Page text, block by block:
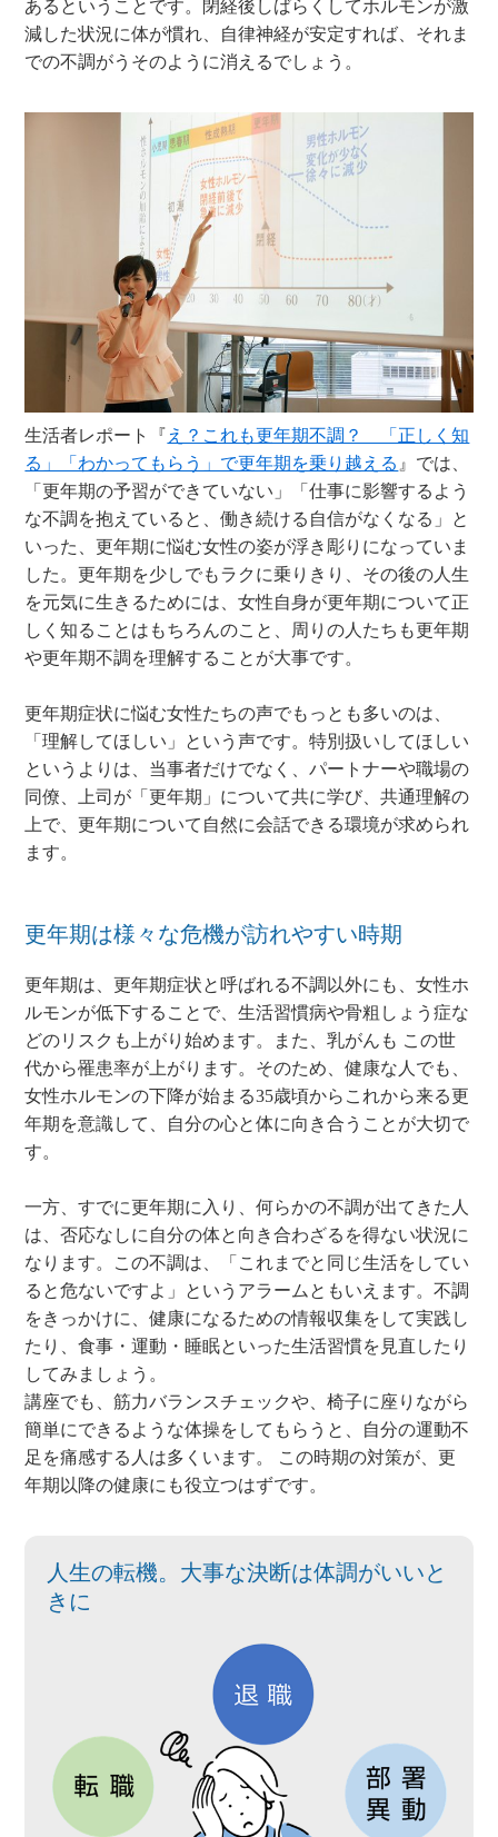
あるということです。閉経後しばらくしてホルモンが激
減した状況に体が慣れ、自律神経が安定すれば、それま
での不調がうそのように消えるでしょう。
生活者レポート『 え？これも更年期不調？ 「正しく知
る」「わかってもらう」で更年期を乗り越える 』では、
「更年期の予習ができていない」「仕事に影響するよう
な不調を抱えていると、働き続ける自信がなくなる」と
いった、更年期に悩む女性の姿が浮き彫りになっていま
した。更年期を少しでもラクに乗りきり、その後の人生
を元気に生きるためには、女性自身が更年期について正
しく知ることはもちろんのこと、周りの人たちも更年期
や更年期不調を理解することが大事です。
更年期症状に悩む女性たちの声でもっとも多いのは、
「理解してほしい」という声です。特別扱いしてほしい
というよりは、当事者だけでなく、パートナーや職場の
同僚、上司が「更年期」について共に学び、共通理解の
上で、更年期について自然に会話できる環境が求められ
ます。
更年期は様々な危機が訪れやすい時期
更年期は、更年期症状と呼ばれる不調以外にも、女性ホ
ルモンが低下することで、生活習慣病や骨粗しょう症な
どのリスクも上がり始めます。また、乳がんも この世
代から罹患率が上がります。そのため、健康な人でも、
女性ホルモンの下降が始まる35歳頃からこれから来る更
年期を意識して、自分の心と体に向き合うことが大切で
す。
一方、すでに更年期に入り、何らかの不調が出てきた人
は、否応なしに自分の体と向き合わざるを得ない状況に
なります。この不調は、「これまでと同じ生活をしてい
ると危ないですよ」というアラームともいえます。不調
をきっかけに、健康になるための情報収集をして実践し
たり、食事・運動・睡眠といった生活習慣を見直したり
してみましょう。
講座でも、筋力バランスチェックや、椅子に座りながら
簡単にできるような体操をしてもらうと、自分の運動不
足を痛感する人は多くいます。 この時期の対策が、更
年期以降の健康にも役立つはずです。
人生の転機。大事な決断は体調がいいと
きに